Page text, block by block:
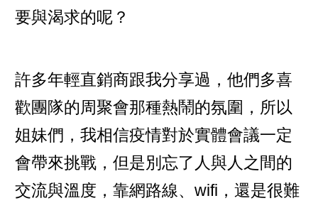
要與渴求的呢？
許多年輕直銷商跟我分享過，他們多喜
歡團隊的周聚會那種熱鬧的氛圍，所以
姐妹們，我相信疫情對於實體會議一定
會帶來挑戰，但是別忘了人與人之間的
交流與溫度，靠網路線、wifi，還是很難